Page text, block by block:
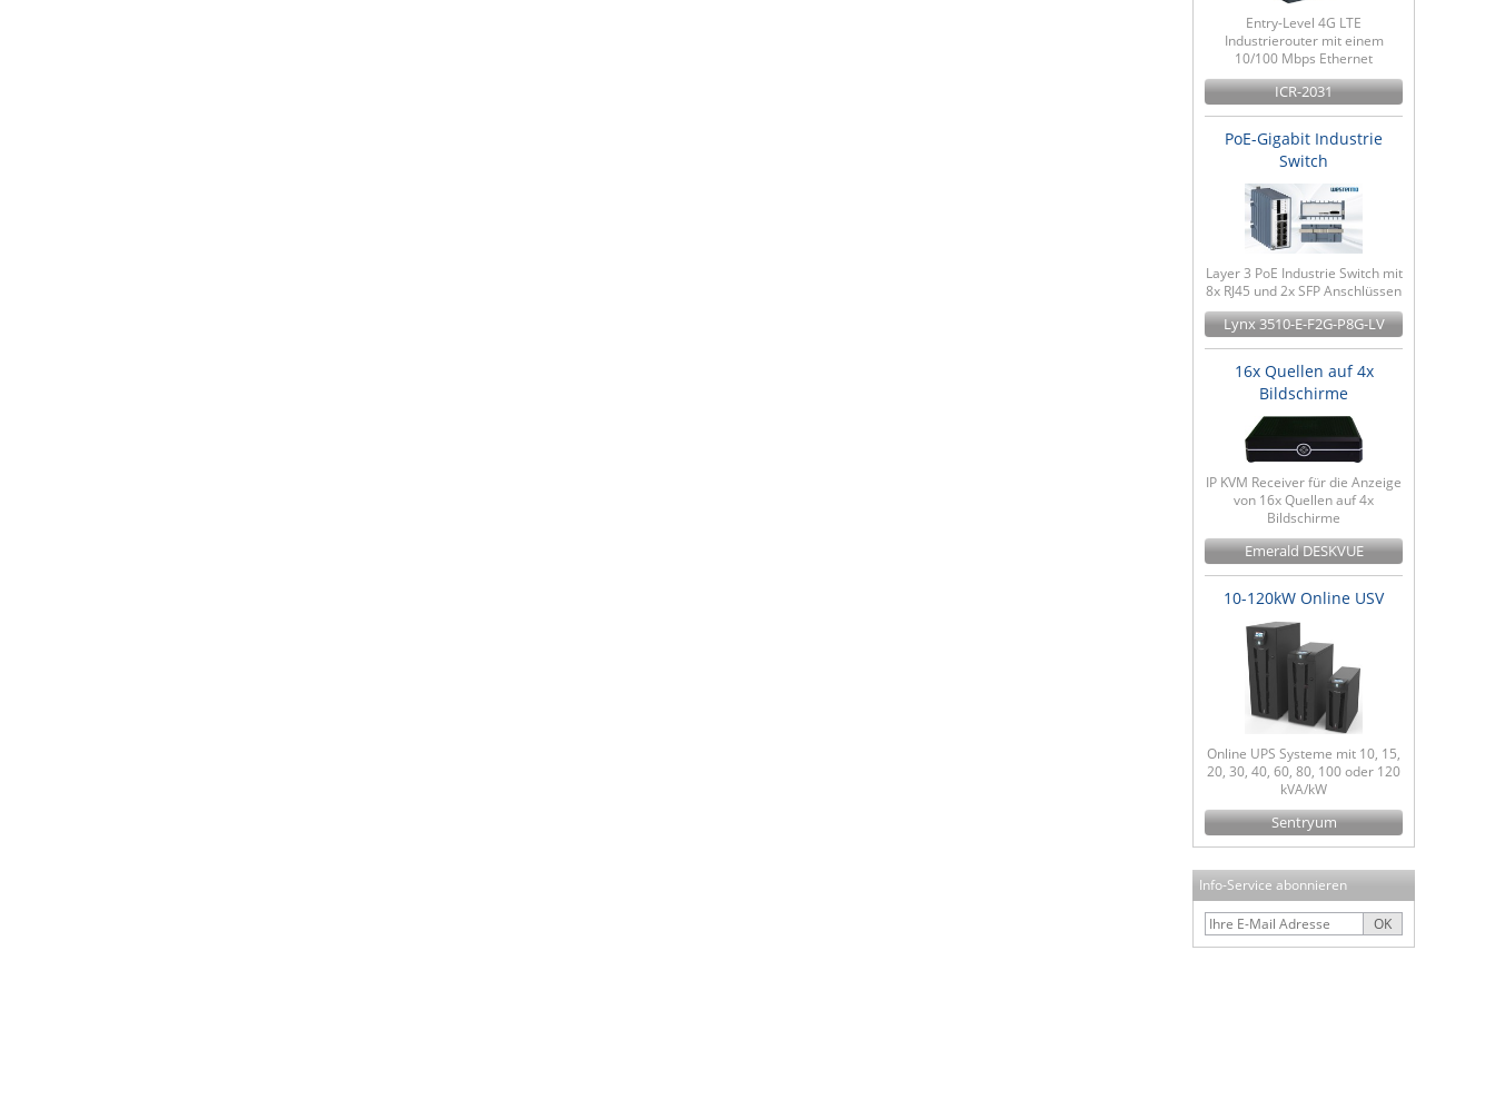
Entry-Level 4G LTE
Industrierouter mit einem
10/100 Mbps Ethernet
ICR-2031
PoE-Gigabit Industrie
Switch
Layer 3 PoE Industrie Switch mit
8x RJ45 und 2x SFP Anschlüssen
Lynx 3510-E-F2G-P8G-LV
16x Quellen auf 4x
Bildschirme
IP KVM Receiver für die Anzeige
von 16x Quellen auf 4x
Bildschirme
Emerald DESKVUE
10-120kW Online USV
Online UPS Systeme mit 10, 15,
20, 30, 40, 60, 80, 100 oder 120
kVA/kW
Sentryum
Info-Service abonnieren
OK